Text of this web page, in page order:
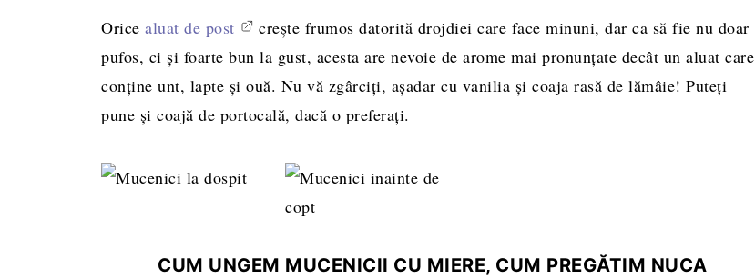
Orice aluat de post
crește frumos datorită drojdiei care face minuni, dar ca să fie nu doar
pufos, ci și foarte bun la gust, acesta are nevoie de arome mai pronunțate decât un aluat care
conține unt, lapte și ouă. Nu vă zgârciți, așadar cu vanilia și coaja rasă de lămâie! Puteți
pune și coajă de portocală, dacă o preferați.
CUM UNGEM MUCENICII CU MIERE, CUM PREGĂTIM NUCA